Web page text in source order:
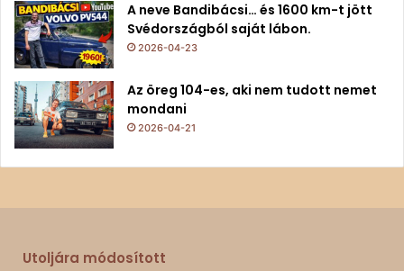
A neve Bandibácsi… és 1600 km-t jött
Svédországból saját lábon.
2026-04-23
Az öreg 104-es, aki nem tudott nemet
mondani
2026-04-21
Utoljára módosított